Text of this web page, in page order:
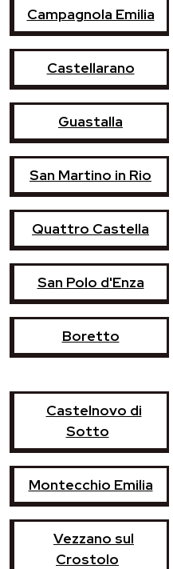
Campagnola Emilia
Castellarano
Guastalla
San Martino in Rio
Quattro Castella
San Polo d'Enza
Boretto
Castelnovo di
Sotto
Montecchio Emilia
Vezzano sul
Crostolo